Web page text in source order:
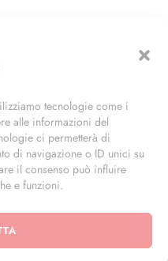
tecnologie come i
alle informazioni del
ci permetterà di
di navigazione o ID unici su
il consenso può influire
e funzioni.
Naviglio (MI)